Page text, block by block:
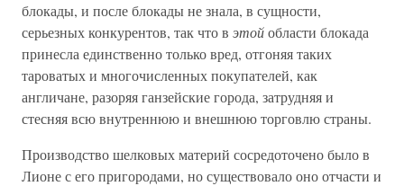
блокады, и после блокады не знала, в сущности,
серьезных конкурентов, так что в этойобласти блокада
принесла единственно только вред, отгоняя таких
тароватых и многочисленных покупателей, как
англичане, разоряя ганзейские города, затрудняя и
стесняя всю внутреннюю и внешнюю торговлю страны.
Производство шелковых материй сосредоточено было в
Лионе с его пригородами, но существовало оно отчасти и